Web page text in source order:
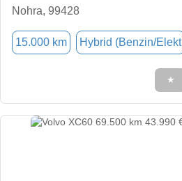
Nohra, 99428
15.000 km Hybrid (Benzin/Elekt
★